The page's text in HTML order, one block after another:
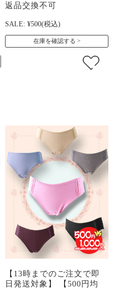
返品交換不可
SALE: ¥500(税込)
在庫を確認する
【13時までのご注文で即
日発送対象】 【500円均